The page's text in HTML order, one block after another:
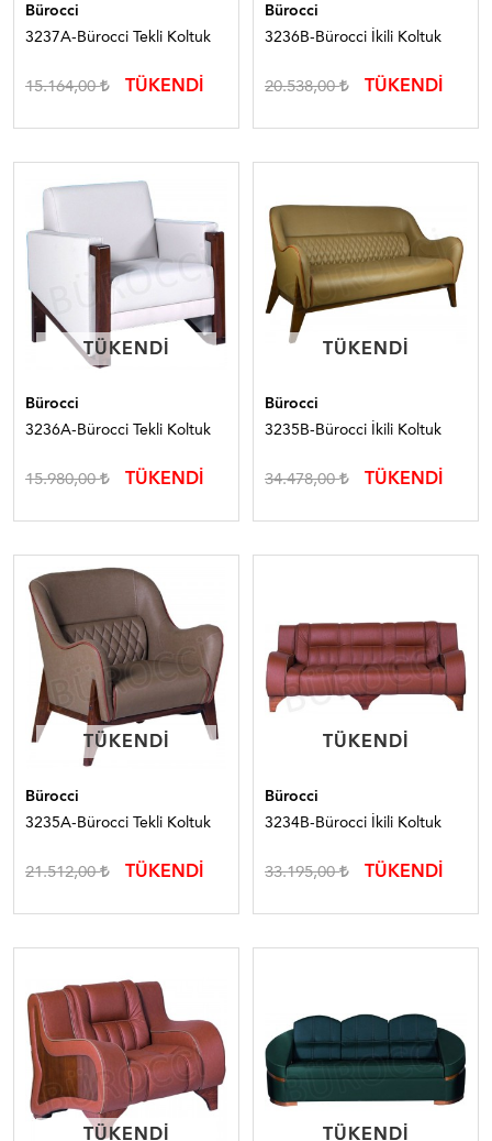
Bürocci
3237A-Bürocci Tekli Koltuk
15.164,00 TÜKENDİ
Bürocci
3236B-Bürocci İkili Koltuk
20.538,00 TÜKENDİ
TÜKENDI
TÜKENDI
Bürocci
3236A-Bürocci Tekli Koltuk
15.980,00 TÜKENDİ
TÜKENDI
TÜKENDI
Bürocci
3235B-Bürocci İkili Koltuk
34.478,00 TÜKENDİ
TÜKENDI
TÜKENDI
Bürocci
3235A-Bürocci Tekli Koltuk
21.512,00 TÜKENDİ
TÜKENDI
TÜKENDI
Bürocci
3234B-Bürocci İkili Koltuk
33.195,00 TÜKENDİ
TÜKENDI
TÜKENDI TÜKENDI
TÜKENDI